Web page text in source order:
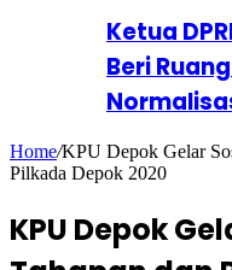
Ketua
Beri
Home/KPU Depok Gelar
Pilkada Depok 2020
KPU Depok